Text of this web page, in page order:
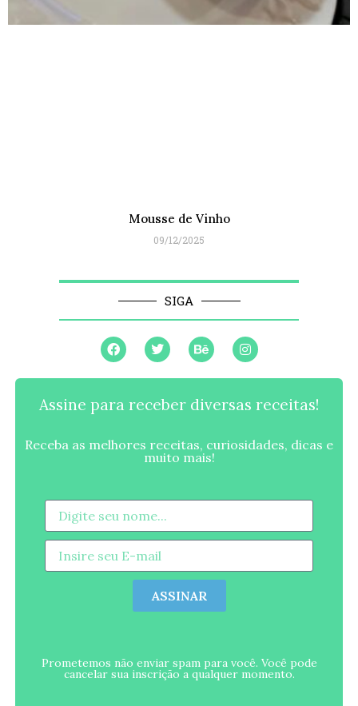
Mousse de Vinho
09/12/2025
SIGA
Assine para receber diversas receitas!
Receba as melhores receitas, curiosidades, dicas e
muito mais!
ASSINAR
Prometemos não enviar spam para você. Você pode
cancelar sua inscrição a qualquer momento.